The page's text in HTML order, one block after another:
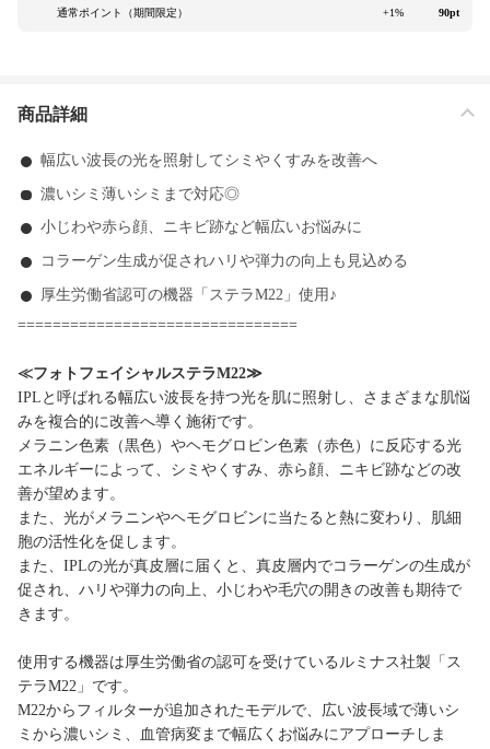
通常ポイント（期間限定）
+1% 90pt
商品詳細
幅広い波長の光を照射してシミやくすみを改善へ
濃いシミ薄いシミまで対応◎
小じわや赤ら顔、ニキビ跡など幅広いお悩みに
コラーゲン生成が促されハリや弾力の向上も見込める
厚生労働省認可の機器「ステラM22」使用♪
================================
≪フォトフェイシャルステラM22≫
IPLと呼ばれる幅広い波長を持つ光を肌に照射し、さまざまな肌悩
みを複合的に改善へ導く施術です。
メラニン色素（黒色）やヘモグロビン色素（赤色）に反応する光
エネルギーによって、シミやくすみ、赤ら顔、ニキビ跡などの改
善が望めます。
また、光がメラニンやヘモグロビンに当たると熱に変わり、肌細
胞の活性化を促します。
また、IPLの光が真皮層に届くと、真皮層内でコラーゲンの生成が
促され、ハリや弾力の向上、小じわや毛穴の開きの改善も期待で
きます。
使用する機器は厚生労働省の認可を受けているルミナス社製「ス
テラM22」です。
M22からフィルターが追加されたモデルで、広い波長域で薄いシ
ミから濃いシミ、血管病変まで幅広くお悩みにアプローチしま